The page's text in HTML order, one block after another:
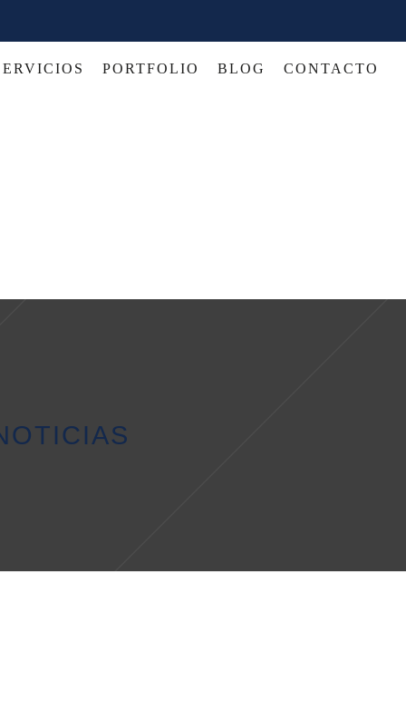
PORTFOLIO BLOG CONTACTO